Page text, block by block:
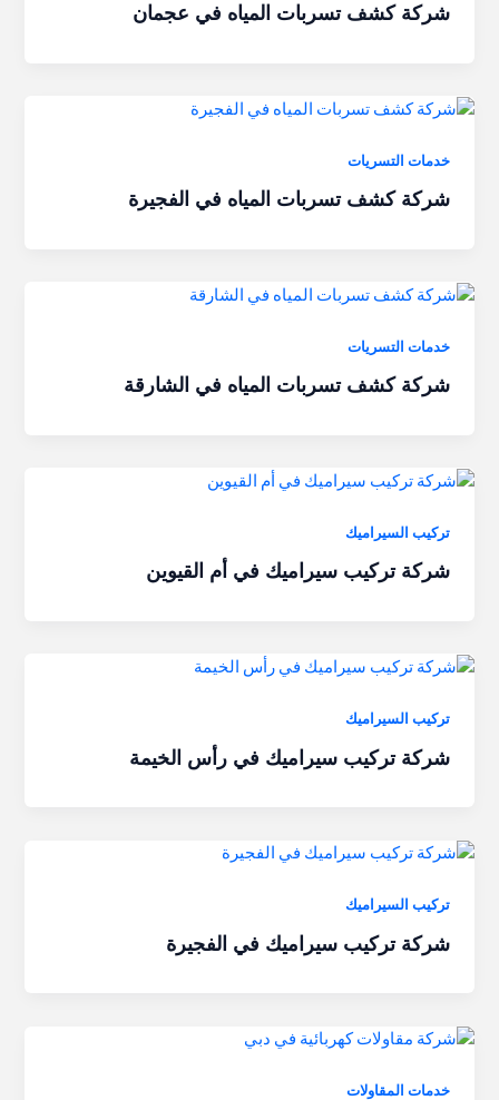
شركة كشف تسربات المياه في عجمان
خدمات التسريات
شركة كشف تسربات المياه في الفجيرة
خدمات التسريات
شركة كشف تسربات المياه في الشارقة
تركيب السيراميك
شركة تركيب سيراميك في أم القيوين
تركيب السيراميك
شركة تركيب سيراميك في رأس الخيمة
تركيب السيراميك
شركة تركيب سيراميك في الفجيرة
خدمات المقاولات